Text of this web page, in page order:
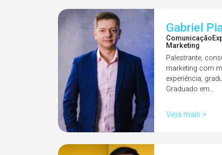
Gabriel
Comunicação
Marketing
Palestrante,
marketing com
experiência,
Graduado em…
Veja mais >